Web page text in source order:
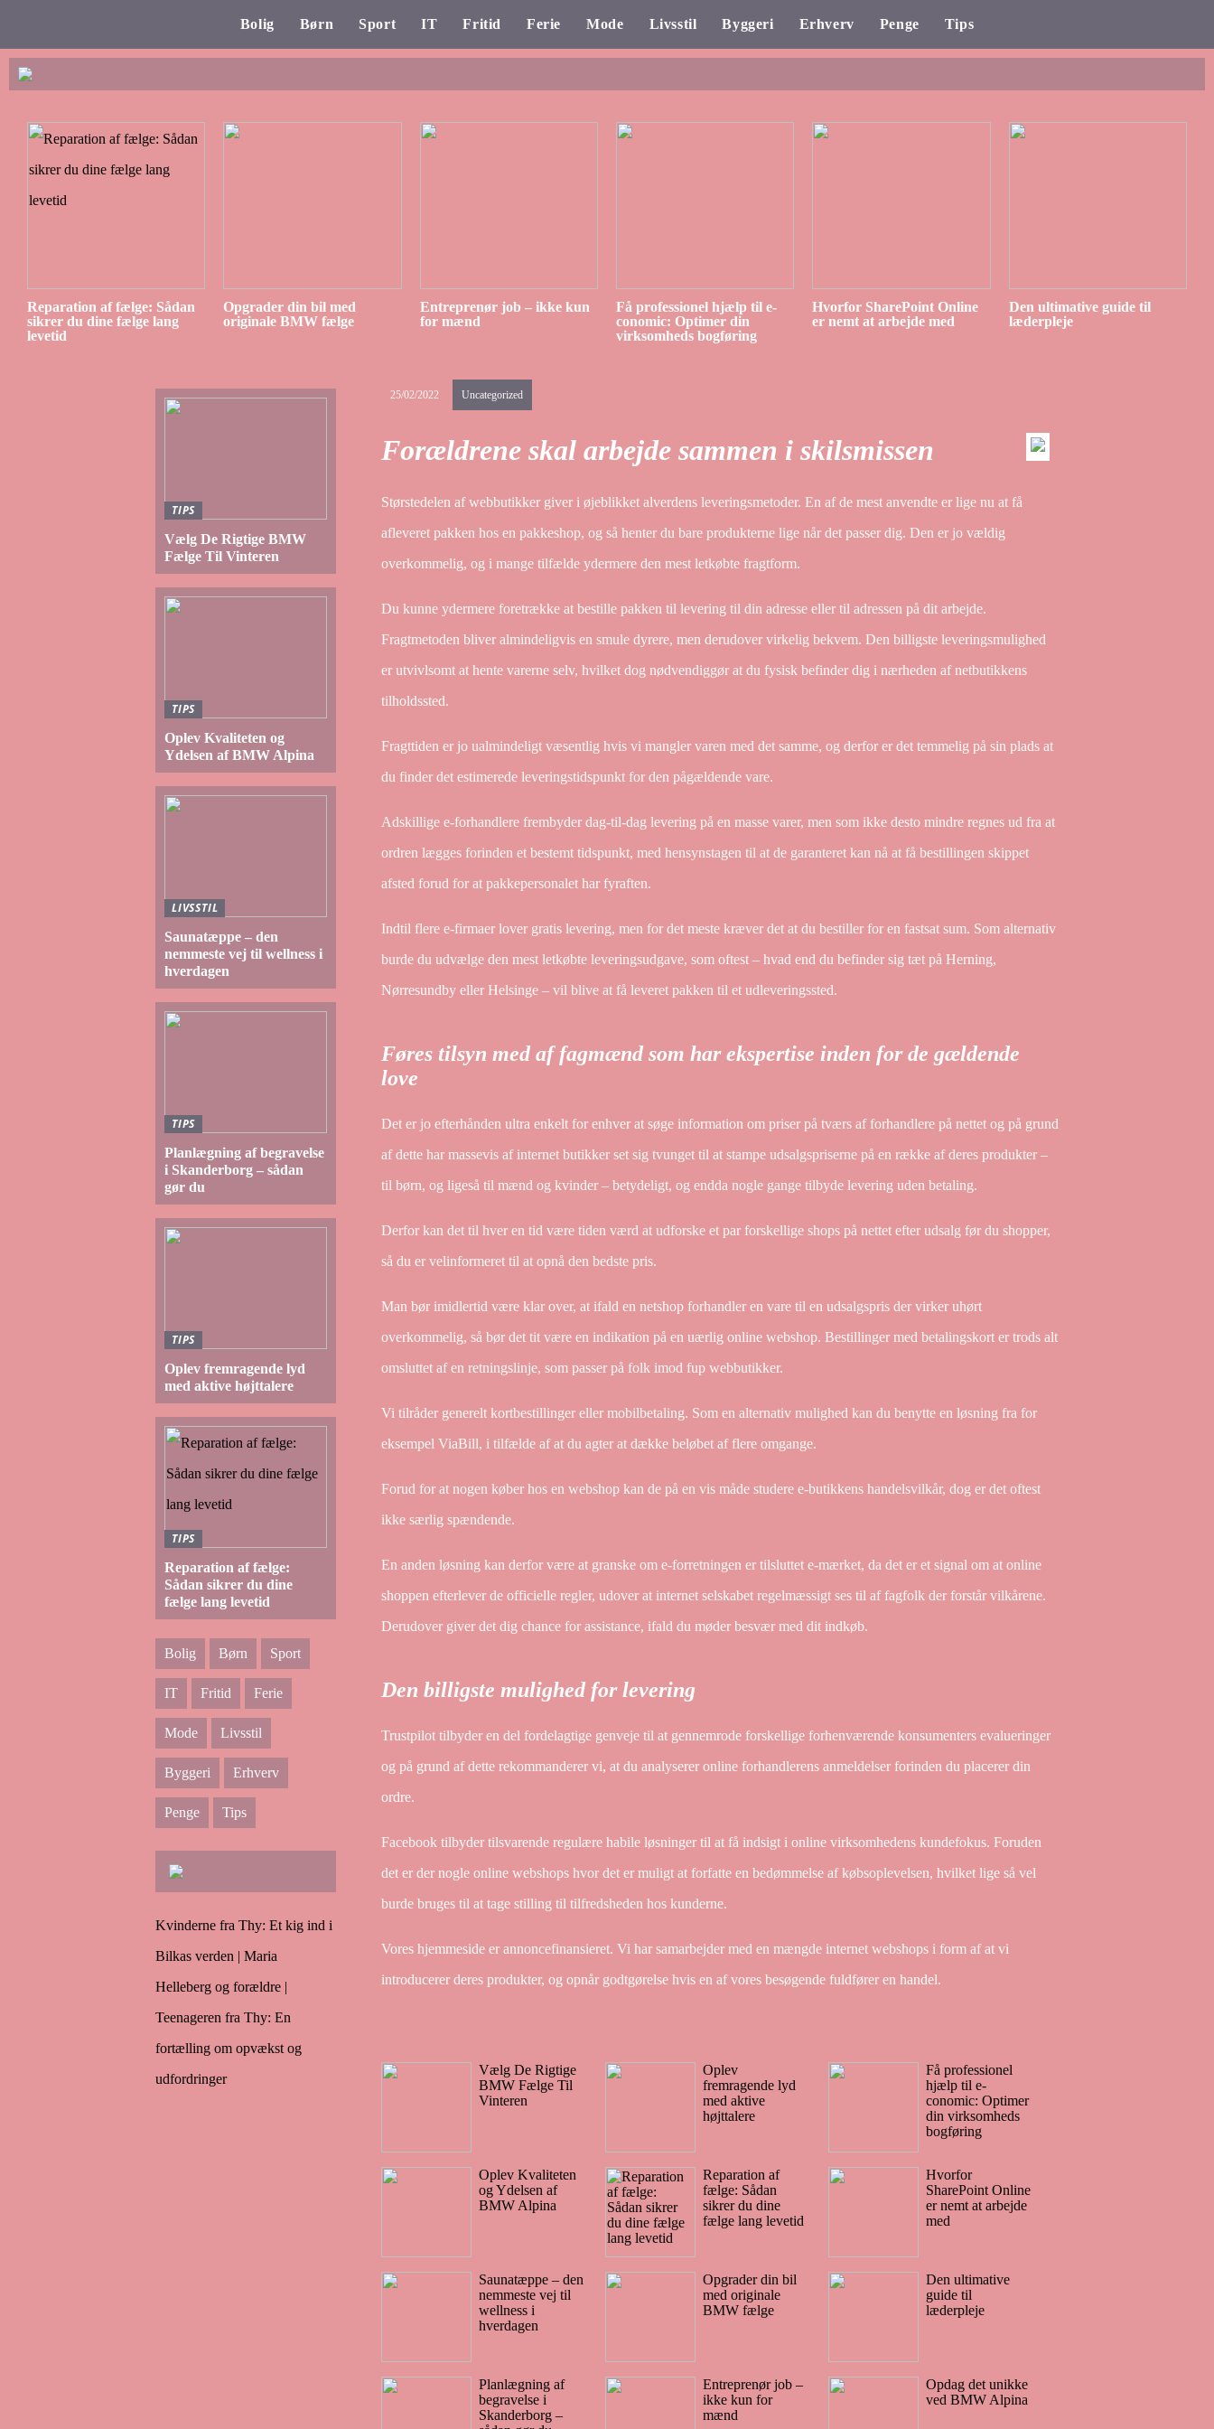
Bolig Børn Sport IT Fritid Ferie Mode Livsstil Byggeri Erhverv Penge Tips
Reparation af fælge: Sådan
sikrer du dine fælge lang
levetid
Opgrader din bil med
originale BMW fælge
Entreprenør job – ikke kun
for mænd
Få professionel hjælp til e-
conomic: Optimer din
virksomheds bogføring
Hvorfor SharePoint Online
er nemt at arbejde med
Den ultimative guide til
læderpleje
25/02/2022 Uncategorized
Forældrene skal arbejde sammen i skilsmissen
Størstedelen af webbutikker giver i øjeblikket alverdens leveringsmetoder. En af de mest anvendte er lige nu at få
afleveret pakken hos en pakkeshop, og så henter du bare produkterne lige når det passer dig. Den er jo vældig
overkommelig, og i mange tilfælde ydermere den mest letkøbte fragtform.
Du kunne ydermere foretrække at bestille pakken til levering til din adresse eller til adressen på dit arbejde.
Fragtmetoden bliver almindeligvis en smule dyrere, men derudover virkelig bekvem. Den billigste leveringsmulighed
er utvivlsomt at hente varerne selv, hvilket dog nødvendiggør at du fysisk befinder dig i nærheden af netbutikkens
tilholdssted.
Fragttiden er jo ualmindeligt væsentlig hvis vi mangler varen med det samme, og derfor er det temmelig på sin plads at
du finder det estimerede leveringstidspunkt for den pågældende vare.
Adskillige e-forhandlere frembyder dag-til-dag levering på en masse varer, men som ikke desto mindre regnes ud fra at
ordren lægges forinden et bestemt tidspunkt, med hensynstagen til at de garanteret kan nå at få bestillingen skippet
afsted forud for at pakkepersonalet har fyraften.
Indtil flere e-firmaer lover gratis levering, men for det meste kræver det at du bestiller for en fastsat sum. Som alternativ
burde du udvælge den mest letkøbte leveringsudgave, som oftest – hvad end du befinder sig tæt på Herning,
Nørresundby eller Helsinge – vil blive at få leveret pakken til et udleveringssted.
Føres tilsyn med af fagmænd som har ekspertise inden for de gældende
love
Det er jo efterhånden ultra enkelt for enhver at søge information om priser på tværs af forhandlere på nettet og på grund
af dette har massevis af internet butikker set sig tvunget til at stampe udsalgspriserne på en række af deres produkter –
til børn, og ligeså til mænd og kvinder – betydeligt, og endda nogle gange tilbyde levering uden betaling.
Derfor kan det til hver en tid være tiden værd at udforske et par forskellige shops på nettet efter udsalg før du shopper,
så du er velinformeret til at opnå den bedste pris.
Man bør imidlertid være klar over, at ifald en netshop forhandler en vare til en udsalgspris der virker uhørt
overkommelig, så bør det tit være en indikation på en uærlig online webshop. Bestillinger med betalingskort er trods alt
omsluttet af en retningslinje, som passer på folk imod fup webbutikker.
Vi tilråder generelt kortbestillinger eller mobilbetaling. Som en alternativ mulighed kan du benytte en løsning fra for
eksempel ViaBill, i tilfælde af at du agter at dække beløbet af flere omgange.
Forud for at nogen køber hos en webshop kan de på en vis måde studere e-butikkens handelsvilkår, dog er det oftest
ikke særlig spændende.
En anden løsning kan derfor være at granske om e-forretningen er tilsluttet e-mærket, da det er et signal om at online
shoppen efterlever de officielle regler, udover at internet selskabet regelmæssigt ses til af fagfolk der forstår vilkårene.
Derudover giver det dig chance for assistance, ifald du møder besvær med dit indkøb.
Den billigste mulighed for levering
Trustpilot tilbyder en del fordelagtige genveje til at gennemrode forskellige forhenværende konsumenters evalueringer
og på grund af dette rekommanderer vi, at du analyserer online forhandlerens anmeldelser forinden du placerer din
ordre.
Facebook tilbyder tilsvarende regulære habile løsninger til at få indsigt i online virksomhedens kundefokus. Foruden
det er der nogle online webshops hvor det er muligt at forfatte en bedømmelse af købsoplevelsen, hvilket lige så vel
burde bruges til at tage stilling til tilfredsheden hos kunderne.
Vores hjemmeside er annoncefinansieret. Vi har samarbejder med en mængde internet webshops i form af at vi
introducerer deres produkter, og opnår godtgørelse hvis en af vores besøgende fuldfører en handel.
Vælg De Rigtige
BMW Fælge Til
Vinteren
Oplev Kvaliteten
og Ydelsen af
BMW Alpina
Saunatæppe – den
nemmeste vej til
wellness i
hverdagen
Planlægning af
begravelse i
Skanderborg –
Oplev
fremragende lyd
med aktive
højttalere
Reparation af
fælge: Sådan
sikrer du dine
fælge lang levetid
Opgrader din bil
med originale
BMW fælge
Entreprenør job –
ikke kun for
mænd
Få professionel
hjælp til e-
conomic: Optimer
din virksomheds
bogføring
Hvorfor
SharePoint Online
er nemt at arbejde
med
Den ultimative
guide til
læderpleje
Opdag det unikke
ved BMW Alpina
TIPS
Vælg De Rigtige BMW
Fælge Til Vinteren
TIPS
Oplev Kvaliteten og
Ydelsen af BMW Alpina
LIVSSTIL
Saunatæppe – den
nemmeste vej til wellness i
hverdagen
TIPS
Planlægning af begravelse
i Skanderborg – sådan
gør du
TIPS
Oplev fremragende lyd
med aktive højttalere
TIPS
Reparation af fælge:
Sådan sikrer du dine
fælge lang levetid
Bolig Børn Sport
IT Fritid Ferie
Mode Livsstil
Byggeri Erhverv
Penge Tips
Kvinderne fra Thy: Et kig ind i
Bilkas verden | Maria
Helleberg og forældre |
Teenageren fra Thy: En
fortælling om opvækst og
udfordringer